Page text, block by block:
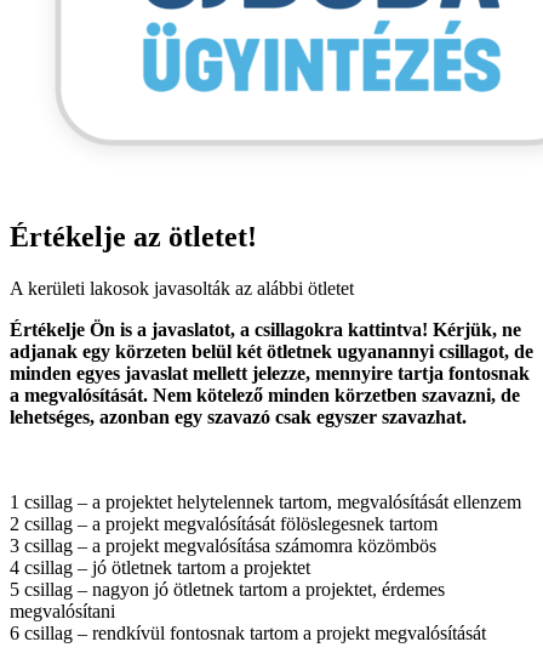
Értékelje az ötletet!
A kerületi lakosok javasolták az alábbi ötletet
Értékelje Ön is a javaslatot, a csillagokra kattintva! Kérjük, ne
adjanak egy körzeten belül két ötletnek ugyanannyi csillagot, de
minden egyes javaslat mellett jelezze, mennyire tartja fontosnak
a megvalósítását. Nem kötelező minden körzetben szavazni, de
lehetséges, azonban egy szavazó csak egyszer szavazhat.
1 csillag – a projektet helytelennek tartom, megvalósítását ellenzem
2 csillag – a projekt megvalósítását fölöslegesnek tartom
3 csillag – a projekt megvalósítása számomra közömbös
4 csillag – jó ötletnek tartom a projektet
5 csillag – nagyon jó ötletnek tartom a projektet, érdemes
megvalósítani
6 csillag – rendkívül fontosnak tartom a projekt megvalósítását